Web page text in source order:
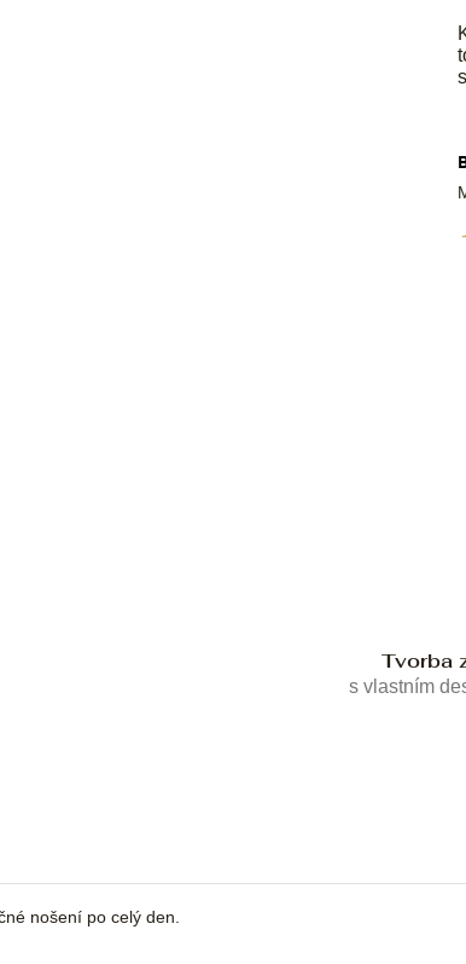
Tvorba
s vlastním
nošení po celý den.